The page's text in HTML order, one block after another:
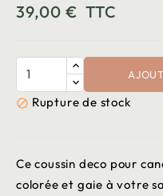
39,00 € TTC
 Rupture de stock
Ce coussin deco pour
colorée et gaie à votre